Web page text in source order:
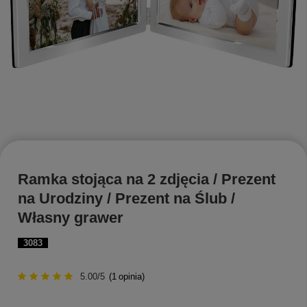
3083
Ramka stojąca na 2 zdjęcia / Prezent
na Urodziny / Prezent na Ślub /
Własny grawer
5.00/5 (1 opinia)